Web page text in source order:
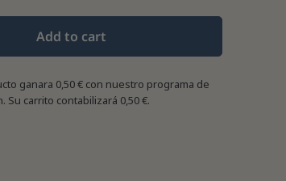
Add to cart
ganara 0,50 €con nuestro programa de
Su carrito contabilizará 0,50 €.